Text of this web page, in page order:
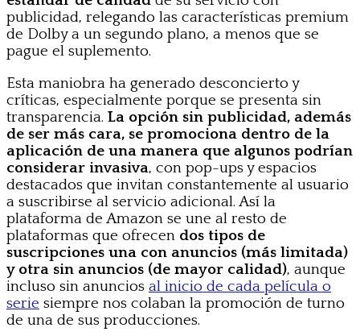
publicidad, relegando las características premium
de Dolby a un segundo plano, a menos que se
pague el suplemento.
Esta maniobra ha generado desconcierto y
críticas, especialmente porque se presenta sin
transparencia. La opción sin publicidad, además
de ser más cara, se promociona dentro de la
aplicación de una manera que algunos podrían
considerar invasiva, con pop-ups y espacios
destacados que invitan constantemente al usuario
a suscribirse al servicio adicional. Así la
plataforma de Amazon se une al resto de
plataformas que ofrecen dos tipos de
suscripciones una con anuncios (más limitada)
y otra sin anuncios (de mayor calidad), aunque
incluso sin anuncios al inicio de cada película o
serie siempre nos colaban la promoción de turno
de una de sus producciones.